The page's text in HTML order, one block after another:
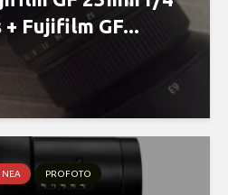
+ Fujifilm GF...
ΝΈΑ PROFOTO